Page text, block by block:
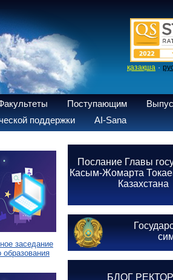
қазақша ·
Поступающим
поддержки AI-Sana
заседание
Послание Главы
Касым-Жомарта
Казахстана
БЛОГ